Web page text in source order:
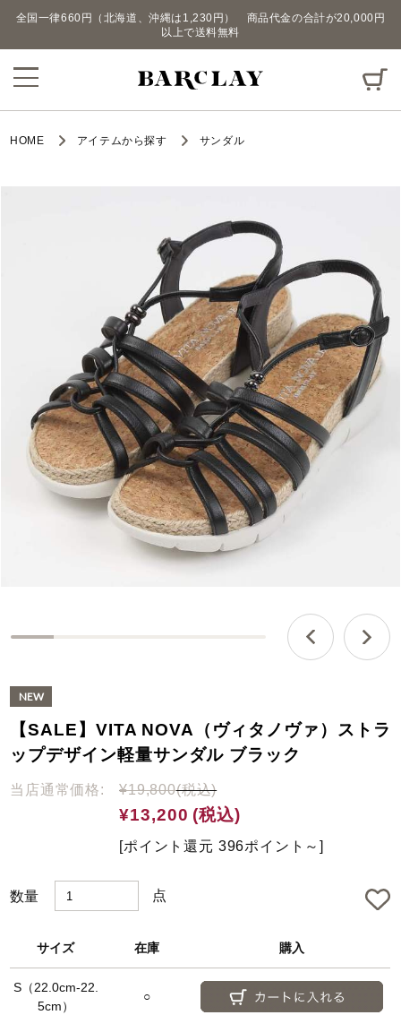
全国一律660円（北海道、沖縄は1,230円） 商品代金の合計が20,000円
以上で送料無料
HOME アイテムから探す サンダル
0
l
t
【SALE】VITA NOVA（ヴィタノヴァ）ストラ
ップデザイン軽量サンダル ブラック
当店通常価格: ¥19,800(税込)
¥13,200 (税込)
[ポイント還元 396ポイント～]
数量 点
サイズ 在庫 購入
S（22.0cm-22.
5cm）
○